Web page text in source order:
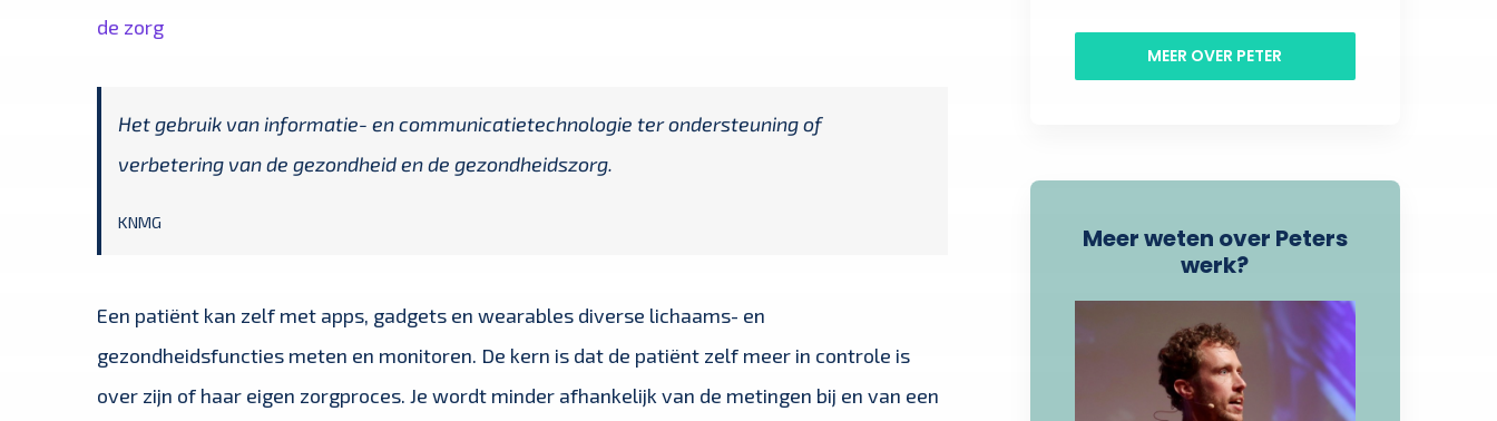
de zorg
Het gebruik van informatie- en communicatietechnologie ter ondersteuning of
verbetering van de gezondheid en de gezondheidszorg.
KNMG
Een patiënt kan zelf met apps, gadgets en wearables diverse lichaams- en
gezondheidsfuncties meten en monitoren. De kern is dat de patiënt zelf meer in controle is
over zijn of haar eigen zorgproces. Je wordt minder afhankelijk van de metingen bij en van een
MEER OVER PETER
Meer weten over Peters
werk?